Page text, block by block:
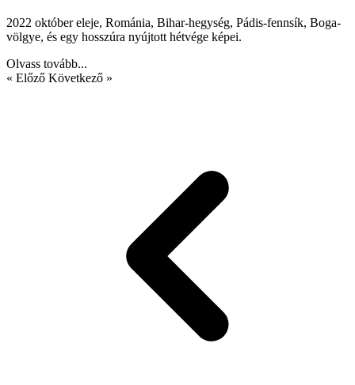
2022 október eleje, Románia, Bihar-hegység, Pádis-fennsík, Boga-
völgye, és egy hosszúra nyújtott hétvége képei.
Olvass tovább...
« Előző Következő »